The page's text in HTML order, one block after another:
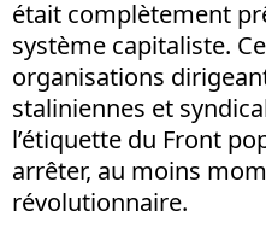
était complètement
système capitaliste.
organisations
staliniennes et
l’étiquette du Front
arrêter, au moins
révolutionnaire.